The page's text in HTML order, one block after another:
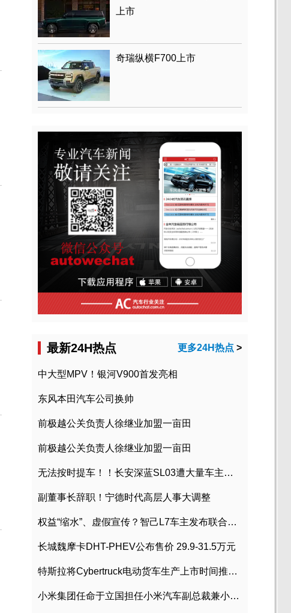
上市
奇瑞纵横F700上市
最新24H热点 更多24H热点 >
中大型MPV！银河V900首发亮相
东风本田汽车公司换帅
前极越公关负责人徐继业加盟一亩田
前极越公关负责人徐继业加盟一亩田
无法按时提车！！长安深蓝SL03遭大量车主投诉
副董事长辞职！宁德时代高层人事大调整
权益“缩水”、虚假宣传？智己L7车主发布联合维权声明
长城魏摩卡DHT-PHEV公布售价 29.9-31.5万元
特斯拉将Cybertruck电动货车生产上市时间推迟到2023年初
小米集团任命于立国担任小米汽车副总裁兼小米汽车北京总部政委